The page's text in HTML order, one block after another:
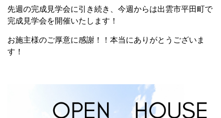
先週の完成見学会に引き続き、今週からは出雲市平田町で
完成見学会を開催いたします！
お施主様のご厚意に感謝！！本当にありがとうございま
す！